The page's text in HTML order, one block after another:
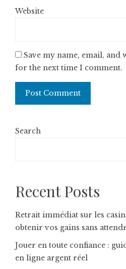
Website
Save my name, email, and
for the next time I comment.
Search
Recent Posts
Retrait immédiat sur les
obtenir vos gains sans
Jouer en toute confiance :
en ligne argent réel